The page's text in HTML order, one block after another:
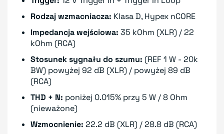
Rodzaj wzmacniacza: Klasa D, Hypex nCORE
Impedancja wejściowa: 35 kOhm (XLR) / 22
kOhm (RCA)
Stosunek sygnału do szumu: (REF 1 W - 20k
BW) powyżej 92 dB (XLR) / powyżej 89 dB
(RCA)
THD + N: poniżej 0.015% przy 5 W / 8 Ohm
(nieważone)
Wzmocnienie: 22.2 dB (XLR) / 28.8 dB (RCA)